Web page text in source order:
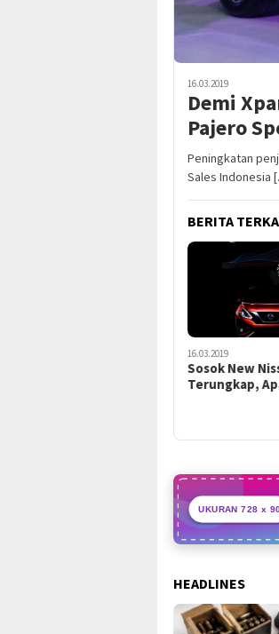
16.03.2019
Demi
Pajero
Peningkatan
Sales Indonesia
BERITA
16.03.2019
Sosok New
Terungkap,
UKURAN 728 x
HEADLINES